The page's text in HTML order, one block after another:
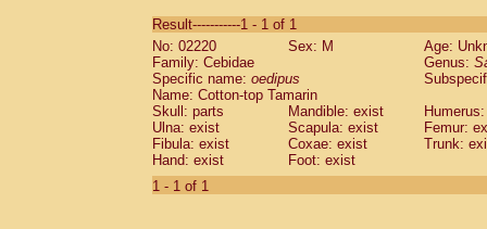
CebidaeSaguinus labiatus(0)
Cebidae Saguinus leucopus (0)
Cebidae
CebidaeSaguinus mystax
Cebidae Saguinus nigricollis (0)
Cebidae Saguinus oedipus
Cebidae Saguinus weddelli
Cebidae Saguinusspp.
Cebidae
Result-----------1 - 1 of 1
No: 02220
Sex: M
Age:
Family: Cebidae
Genus:
Specific name: oedipus
Name: Cotton-top Tamarin
Skull: parts
Mandible: exist
Ulna: exist
Scapula: exist
Femur:
Fibula: exist
Coxae: exist
Trunk:
Hand: exist
Foot: exist
1 - 1 of 1